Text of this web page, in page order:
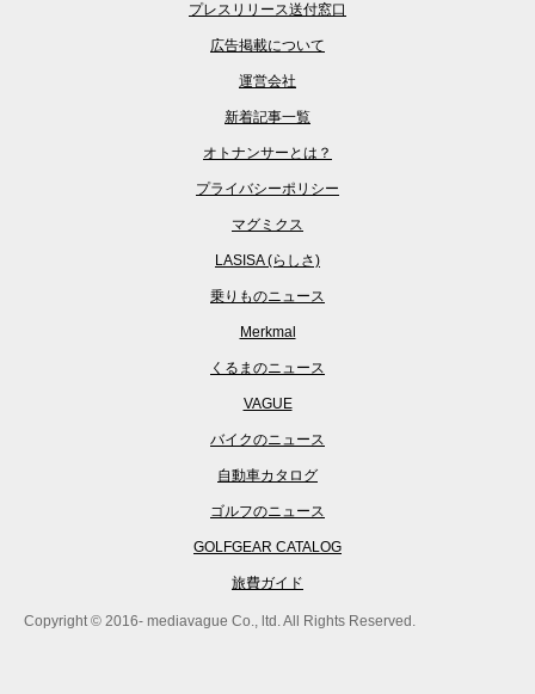
プレスリリース送付窓口
広告掲載について
運営会社
新着記事一覧
オトナンサーとは？
プライバシーポリシー
マグミクス
LASISA (らしさ)
乗りものニュース
Merkmal
くるまのニュース
VAGUE
バイクのニュース
自動車カタログ
ゴルフのニュース
GOLFGEAR CATALOG
旅費ガイド
Copyright © 2016- mediavague Co., ltd. All Rights Reserved.